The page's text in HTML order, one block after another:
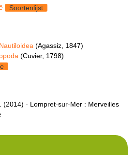
Soortenlijst
Nautiloidea (Agassiz, 1847)
(Cuvier, 1798)
(2014) - Lompret-sur-Mer : Merveilles